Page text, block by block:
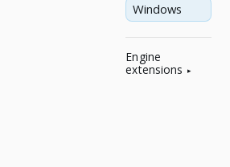
Windows
Engine
extensions